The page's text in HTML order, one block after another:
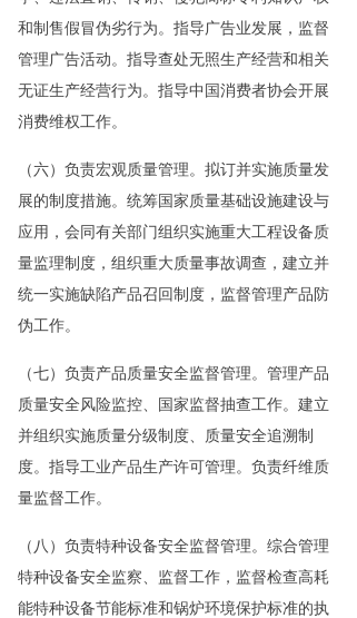
和制售假冒伪劣行为。指导广告业发展，监督
管理广告活动。指导查处无照生产经营和相关
无证生产经营行为。指导中国消费者协会开展
消费维权工作。
（六）负责宏观质量管理。拟订并实施质量发
展的制度措施。统筹国家质量基础设施建设与
应用，会同有关部门组织实施重大工程设备质
量监理制度，组织重大质量事故调查，建立并
统一实施缺陷产品召回制度，监督管理产品防
伪工作。
（七）负责产品质量安全监督管理。管理产品
质量安全风险监控、国家监督抽查工作。建立
并组织实施质量分级制度、质量安全追溯制
度。指导工业产品生产许可管理。负责纤维质
量监督工作。
（八）负责特种设备安全监督管理。综合管理
特种设备安全监察、监督工作，监督检查高耗
能特种设备节能标准和锅炉环境保护标准的执